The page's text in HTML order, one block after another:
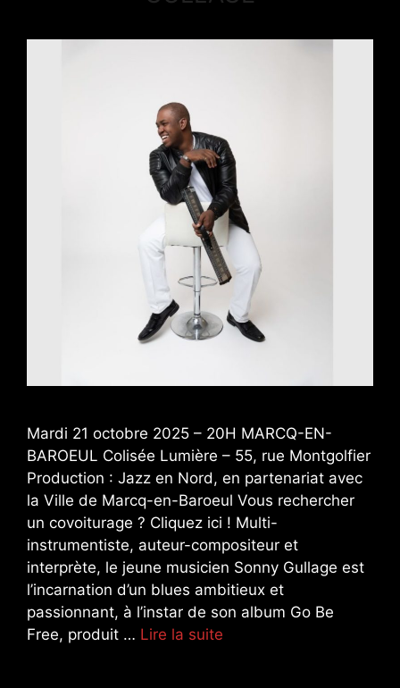
Mardi 21 octobre 2025 – 20H MARCQ-EN-
BAROEUL Colisée Lumière – 55, rue Montgolfier
Production : Jazz en Nord, en partenariat avec
la Ville de Marcq-en-Baroeul Vous rechercher
un covoiturage ? Cliquez ici ! Multi-
instrumentiste, auteur-compositeur et
interprète, le jeune musicien Sonny Gullage est
l’incarnation d’un blues ambitieux et
passionnant, à l’instar de son album Go Be
Free, produit … Lire la suite